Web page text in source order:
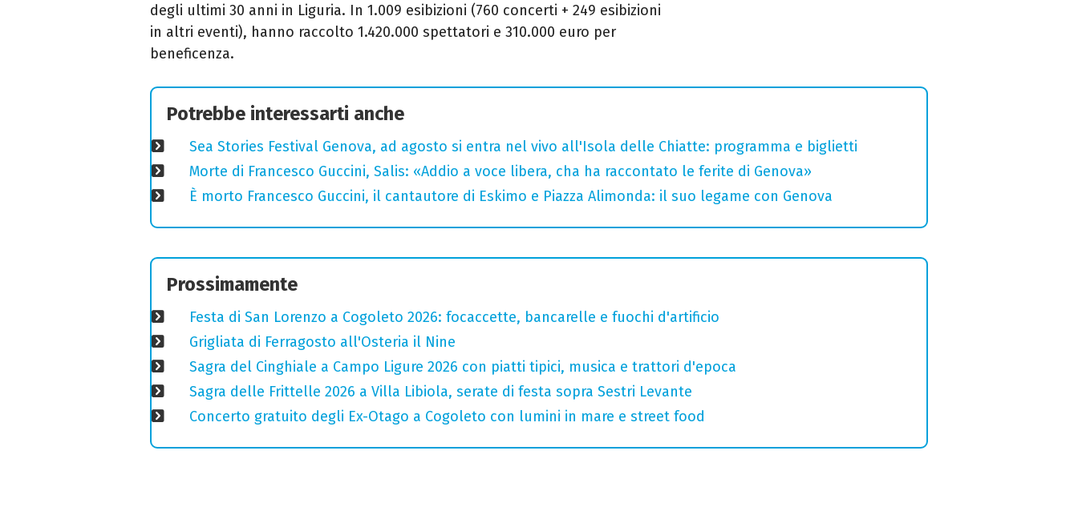
degli ultimi 30 anni in Liguria. In 1.009 esibizioni (760 concerti + 249 esibizioni
in altri eventi), hanno raccolto 1.420.000 spettatori e 310.000 euro per
beneficenza.
Potrebbe interessarti anche
Sea Stories Festival Genova, ad agosto si entra nel vivo all'Isola delle Chiatte: programma e biglietti
Morte di Francesco Guccini, Salis: «Addio a voce libera, cha ha raccontato le ferite di Genova»
È morto Francesco Guccini, il cantautore di Eskimo e Piazza Alimonda: il suo legame con Genova
Prossimamente
Festa di San Lorenzo a Cogoleto 2026: focaccette, bancarelle e fuochi d'artificio
Grigliata di Ferragosto all'Osteria il Nine
Sagra del Cinghiale a Campo Ligure 2026 con piatti tipici, musica e trattori d'epoca
Sagra delle Frittelle 2026 a Villa Libiola, serate di festa sopra Sestri Levante
Concerto gratuito degli Ex-Otago a Cogoleto con lumini in mare e street food